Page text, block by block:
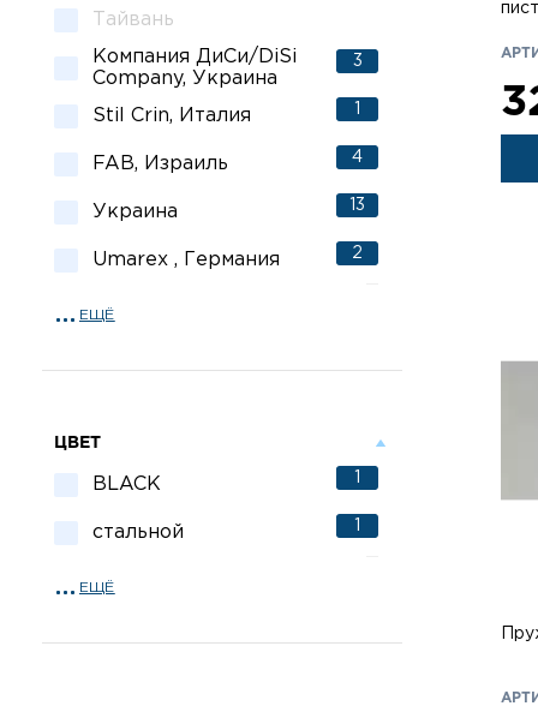
Тайвань
Компания ДиСи/DiSi
Company, Украина
3
Stil Crin, Италия
FAB, Израиль 4
Украина 13
Umarex , Германия 2
ЕЩЁ
ЦВЕТ
BLACK
стальной
ЕЩЁ